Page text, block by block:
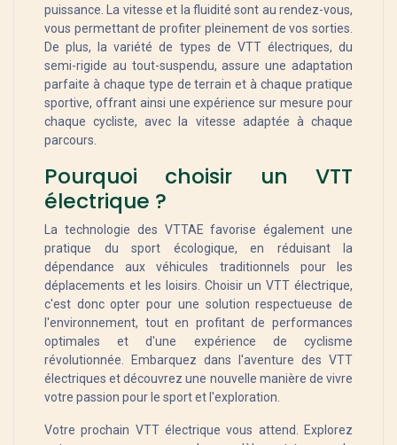
puissance. La vitesse et la fluidité sont au rendez-vous,
vous permettant de profiter pleinement de vos sorties.
De plus, la variété de types de VTT électriques, du
semi-rigide au tout-suspendu, assure une adaptation
parfaite à chaque type de terrain et à chaque pratique
sportive, offrant ainsi une expérience sur mesure pour
chaque cycliste, avec la vitesse adaptée à chaque
parcours.
Pourquoi choisir un VTT
électrique ?
La technologie des VTTAE favorise également une
pratique du sport écologique, en réduisant la
dépendance aux véhicules traditionnels pour les
déplacements et les loisirs. Choisir un VTT électrique,
c'est donc opter pour une solution respectueuse de
l'environnement, tout en profitant de performances
optimales et d'une expérience de cyclisme
révolutionnée. Embarquez dans l'aventure des VTT
électriques et découvrez une nouvelle manière de vivre
votre passion pour le sport et l'exploration.
Votre prochain VTT électrique vous attend. Explorez